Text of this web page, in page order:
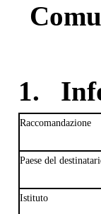
1.
Raccomandazione
Paese del
Istituto